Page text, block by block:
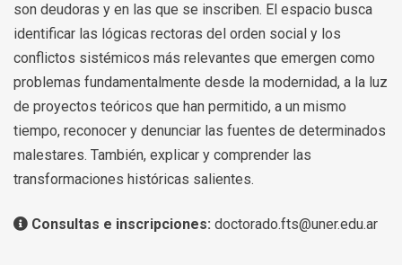
son deudoras y en las que se inscriben. El espacio busca
identificar las lógicas rectoras del orden social y los
conflictos sistémicos más relevantes que emergen como
problemas fundamentalmente desde la modernidad, a la luz
de proyectos teóricos que han permitido, a un mismo
tiempo, reconocer y denunciar las fuentes de determinados
malestares. También, explicar y comprender las
transformaciones históricas salientes.
Consultas e inscripciones: doctorado.fts@uner.edu.ar